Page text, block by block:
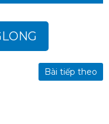
Bài tiếp theo